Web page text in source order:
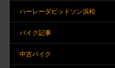
ハーレーダビッドソン浜松
バイク記事
中古バイク